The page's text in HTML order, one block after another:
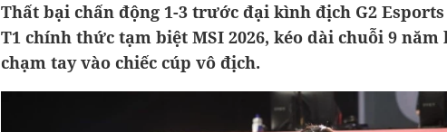
Thất bại chấn động 1-3 trước đại kình địch G2
T1 chính thức tạm biệt MSI 2026, kéo dài chuỗi 9 năm
chạm tay vào chiếc cúp vô địch.